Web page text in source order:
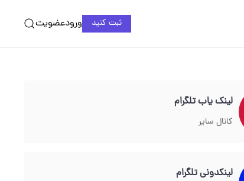
ثبت کنید ورودعضویت
لینک یاب تلگرام
کانال سایر
لینکدونی تلگرام